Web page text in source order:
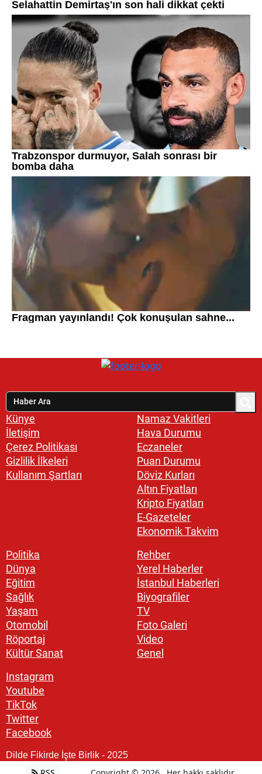
Künye
İletişim
Çerez Politikası
Gizlilik İlkeleri
Kullanım Şartları
Namaz Vakitleri
Hava Durumu
Eczaneler
Puan Durumu
Döviz Kurları
Altın Fiyatları
Kripto Fiyatları
E-Gazeteler
Ekonomik Takvim
Politika
Dünya
Eğitim
Sağlık
Yaşam
Otomobil
Röportaj
Kültür Sanat
Rehber
Yerel Haberler
İstanbul Haberleri
Biyografiler
TV
Foto Galeri
Video
Genel
Instagram
Youtube
TikTok
Twitter
Facebook
Dilde Fikirde İşte Birlik - 2025